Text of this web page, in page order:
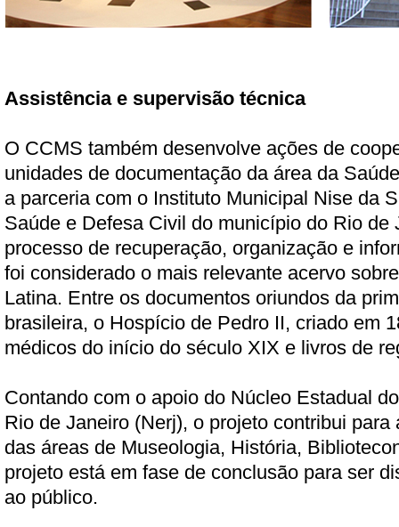
Assistência e supervisão técnica
O CCMS também desenvolve ações de
unidades de documentação da área da
a parceria com o Instituto Municipal Nise da
Saúde e Defesa Civil do município do Rio de
processo de recuperação, organização e
foi considerado o mais relevante acervo
Latina. Entre os documentos oriundos da
brasileira, o Hospício de Pedro II, criado em
médicos do início do século XIX e livros de
Contando com o apoio do Núcleo Estadual
Rio de Janeiro (Nerj), o projeto contribui
das áreas de Museologia, História,
projeto está em fase de conclusão para ser
ao público.